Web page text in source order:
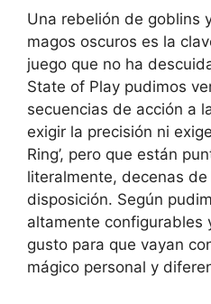
Una rebelión de goblins
magos oscuros es la
juego que no ha
State of Play pudimos
secuencias de acción a
exigir la precisión ni
Ring’, pero que están
literalmente, decenas
disposición. Según
altamente configurables
gusto para que vayan
mágico personal y